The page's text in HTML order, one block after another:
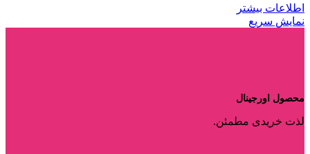
اطلاعات بیشتر
نمایش سریع
محصول اورجینال
لذت خریدی مطمئن.